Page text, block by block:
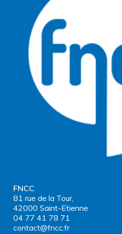
FNCC
81 rue de la Tour,
42000 Saint-Etienne
04 77 41 78 71
contact@fncc.fr